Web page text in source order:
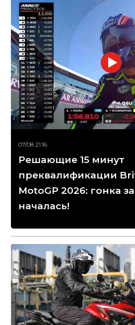
07/08 21:16
Решающие 15 минут
преквалификации
MotoGP 2026: гонка
началась!